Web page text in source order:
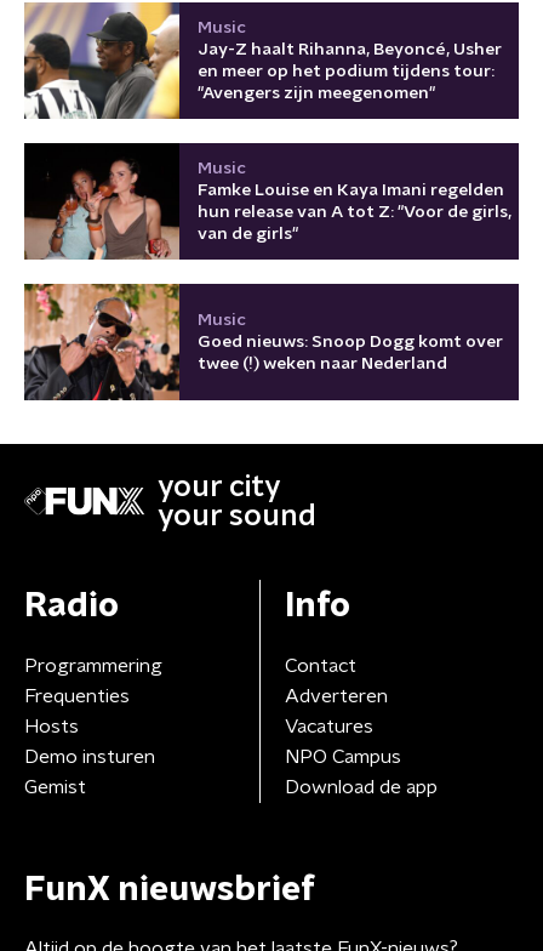
Music
Jay-Z haalt Rihanna, Beyoncé, Usher
en meer op het podium tijdens tour:
"Avengers zijn meegenomen"
Music
Famke Louise en Kaya Imani regelden
hun release van A tot Z: "Voor de girls,
van de girls"
Music
Goed nieuws: Snoop Dogg komt over
twee (!) weken naar Nederland
your city
your sound
Radio
Programmering
Frequenties
Hosts
Demo insturen
Gemist
Info
Contact
Adverteren
Vacatures
NPO Campus
Download de app
FunX nieuwsbrief